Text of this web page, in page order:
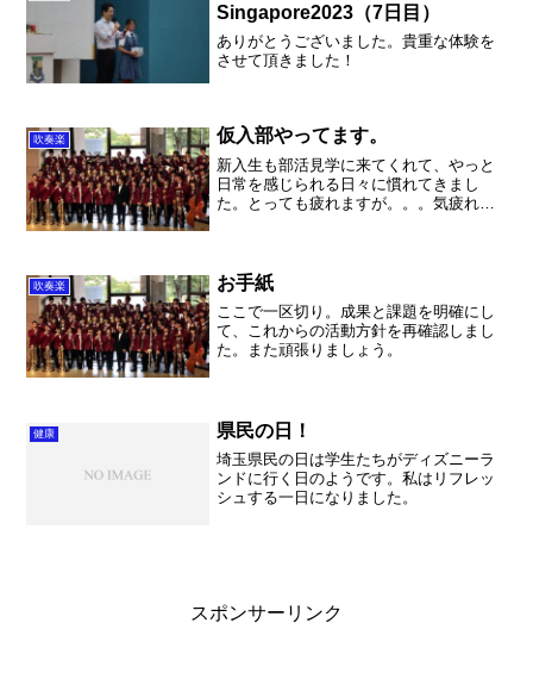
Singapore2023（7日目）
ありがとうございました。貴重な体験を
させて頂きました！
吹奏楽 仮入部やってます。
新入生も部活見学に来てくれて、やっと
日常を感じられる日々に慣れてきまし
た。とっても疲れますが。。。気疲れで
きました。こんなのはいつ以...
吹奏楽 お手紙
ここで一区切り。成果と課題を明確にし
て、これからの活動方針を再確認しまし
た。また頑張りましょう。
健康 県民の日！
埼玉県民の日は学生たちがディズニーラ
ンドに行く日のようです。私はリフレッ
シュする一日になりました。
スポンサーリンク